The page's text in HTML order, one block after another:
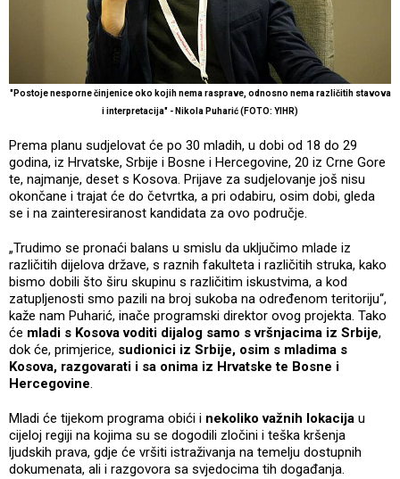
"Postoje nesporne činjenice oko kojih nema rasprave, odnosno nema različitih stavova
i interpretacija" - Nikola Puharić (FOTO: YIHR)
Prema planu sudjelovat će po 30 mladih, u dobi od 18 do 29
godina, iz Hrvatske, Srbije i Bosne i Hercegovine, 20 iz Crne Gore
te, najmanje, deset s Kosova. Prijave za sudjelovanje još nisu
okončane i trajat će do četvrtka, a pri odabiru, osim dobi, gleda
se i na zainteresiranost kandidata za ovo područje.
„Trudimo se pronaći balans u smislu da uključimo mlade iz
različitih dijelova države, s raznih fakulteta i različitih struka, kako
bismo dobili što širu skupinu s različitim iskustvima, a kod
zatupljenosti smo pazili na broj sukoba na određenom teritoriju“,
kaže nam Puharić, inače programski direktor ovog projekta. Tako
će mladi s Kosova voditi dijalog samo s vršnjacima iz Srbije,
dok će, primjerice, sudionici iz Srbije, osim s mladima s
Kosova, razgovarati i sa onima iz Hrvatske te Bosne i
Hercegovine.
Mladi će tijekom programa obići i nekoliko važnih lokacija u
cijeloj regiji na kojima su se dogodili zločini i teška kršenja
ljudskih prava, gdje će vršiti istraživanja na temelju dostupnih
dokumenata, ali i razgovora sa svjedocima tih događanja.